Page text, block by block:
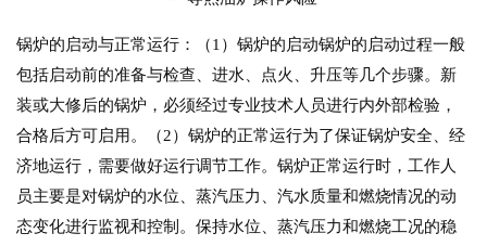
锅炉的启动与正常运行：（1）锅炉的启动锅炉的启动过程一般
包括启动前的准备与检查、进水、点火、升压等几个步骤。新
装或大修后的锅炉，必须经过专业技术人员进行内外部检验，
合格后方可启用。（2）锅炉的正常运行为了保证锅炉安全、经
济地运行，需要做好运行调节工作。锅炉正常运行时，工作人
员主要是对锅炉的水位、蒸汽压力、汽水质量和燃烧情况的动
态变化进行监视和控制。保持水位、蒸汽压力和燃烧工况的稳